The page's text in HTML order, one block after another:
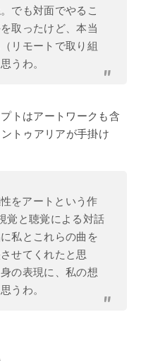
でも対面でやるこ
取ったけど、本当
リモートで取り組
うわ。
トはアートワークも含
トゥアリアが手掛け
をアートという作
覚と聴覚による対話
私とこれらの曲を
せてくれたと思
の表現に、私の想
うわ。